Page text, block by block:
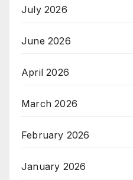
July 2026
June 2026
April 2026
March 2026
February 2026
January 2026